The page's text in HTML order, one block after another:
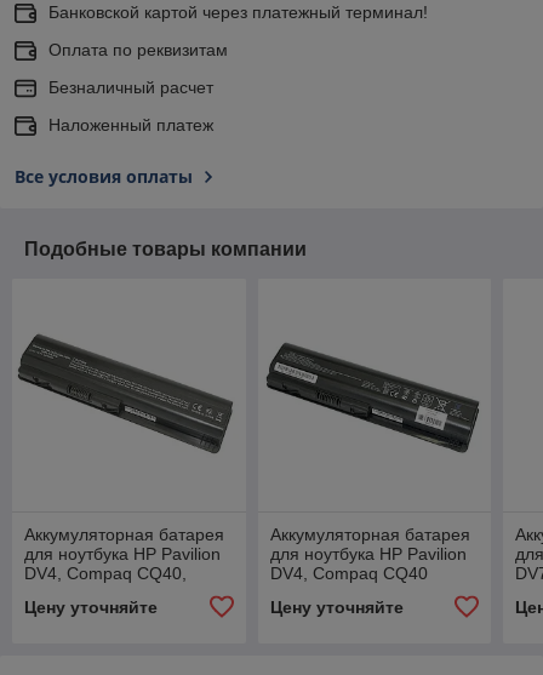
Банковской картой через платежный терминал!
Оплата по реквизитам
Безналичный расчет
Наложенный платеж
Все условия оплаты
Подобные товары компании
Аккумуляторная батарея
для ноутбука HP Pavilion
DV4, Compaq CQ40,
52Wh OEM черная
Цену уточняйте
Аккумуляторная батарея
для ноутбука HP Pavilion
DV4, Compaq CQ40
черная
Цену уточняйте